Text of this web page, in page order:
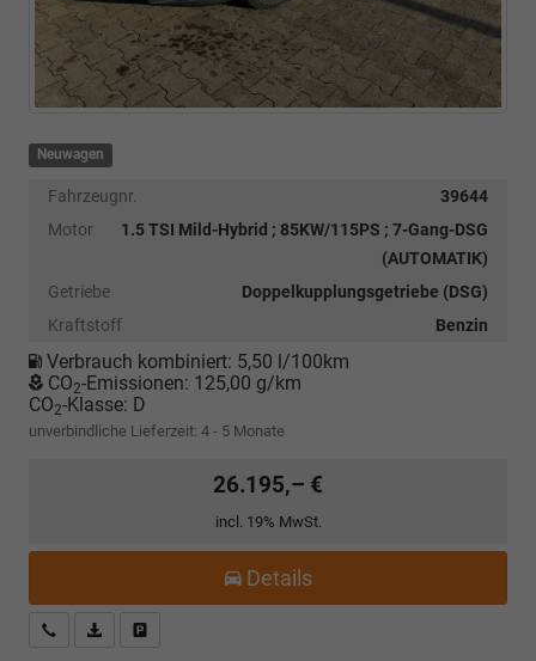
Neuwagen
Fahrzeugnr.
39644
Motor
1.5 TSI Mild-Hybrid ; 85KW/115PS ; 7-Gang-DSG
(AUTOMATIK)
Getriebe
Doppelkupplungsgetriebe (DSG)
Kraftstoff
Benzin
Verbrauch kombiniert: 5,50 l/100km
CO2-Emissionen: 125,00 g/km
CO2-Klasse: D
unverbindliche Lieferzeit: 4 - 5 Monate
26.195,– €
incl. 19% MwSt.
Details
Kostenloser Rückruf-Service
PDF-Datei, Fahrzeugexposé drucken